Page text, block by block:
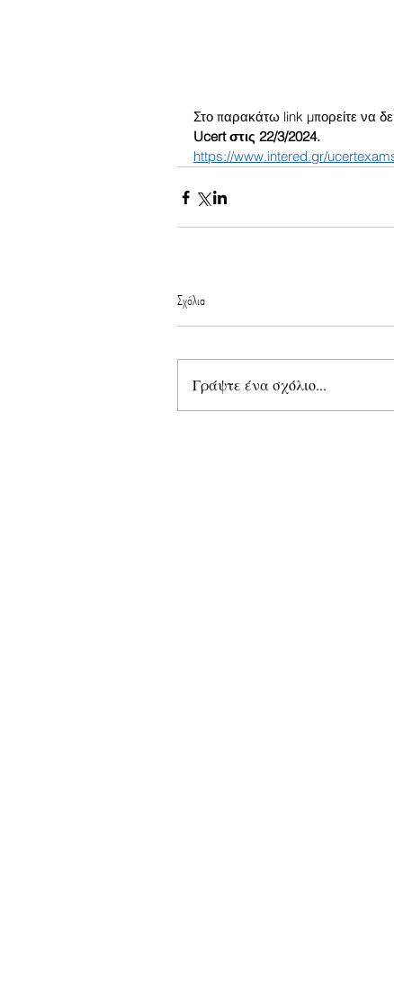
Στο παρακάτω link μπορείτε να
Ucert στις 22/3/2024.
https://www.intered.gr/
Σχόλια
Γράψτε ένα σχόλιο...